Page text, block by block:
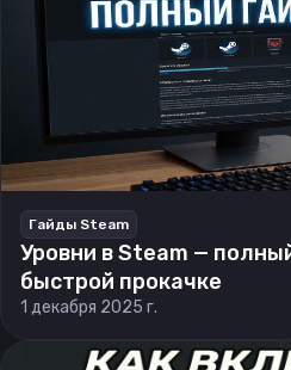
Гайды Steam
Уровни в Steam —
быстрой прокачке
1 декабря 2025 г.